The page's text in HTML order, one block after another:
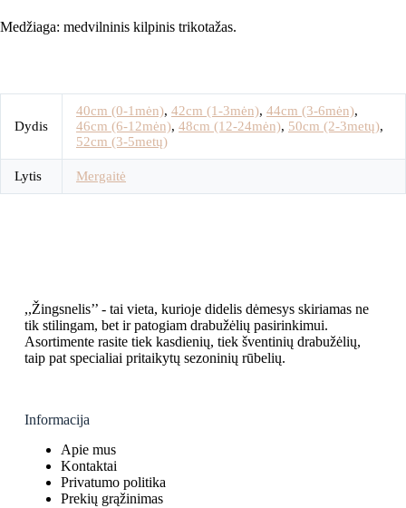
Medžiaga: medvilninis kilpinis trikotažas.
Dydis
40cm (0-1mėn), 42cm (1-3mėn), 44cm (3-6mėn),
46cm (6-12mėn), 48cm (12-24mėn), 50cm (2-3metų),
52cm (3-5metų)
Lytis Mergaitė
,,Žingsnelis’’ - tai vieta, kurioje didelis dėmesys skiriamas ne
tik stilingam, bet ir patogiam drabužėlių pasirinkimui.
Asortimente rasite tiek kasdienių, tiek šventinių drabužėlių,
taip pat specialiai pritaikytų sezoninių rūbelių.
Informacija
Apie mus
Kontaktai
Privatumo politika
Prekių grąžinimas